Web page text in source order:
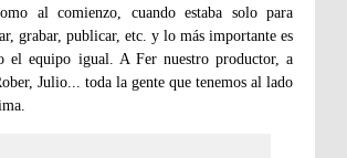
al comienzo, cuando estaba solo para
grabar, publicar, etc. y lo más importante es
el equipo igual. A Fer nuestro productor, a
Julio... toda la gente que tenemos al lado